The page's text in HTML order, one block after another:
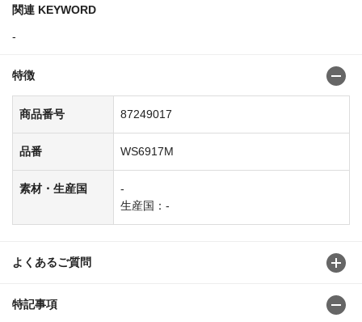
関連 KEYWORD
-
特徴
商品番号 87249017
品番 WS6917M
素材・生産国
-
生産国：-
よくあるご質問
特記事項